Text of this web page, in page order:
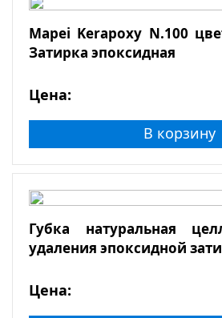
Mapei Kerapoxy N.100
Затирка эпоксидная
Цена:
В корзину
Губка натуральная
удаления эпоксидной
Цена: